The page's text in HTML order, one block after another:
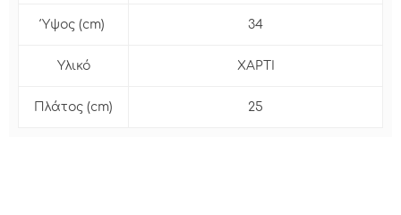
Ύψος (cm) 34
Υλικό ΧΑΡΤΙ
Πλάτος (cm) 25